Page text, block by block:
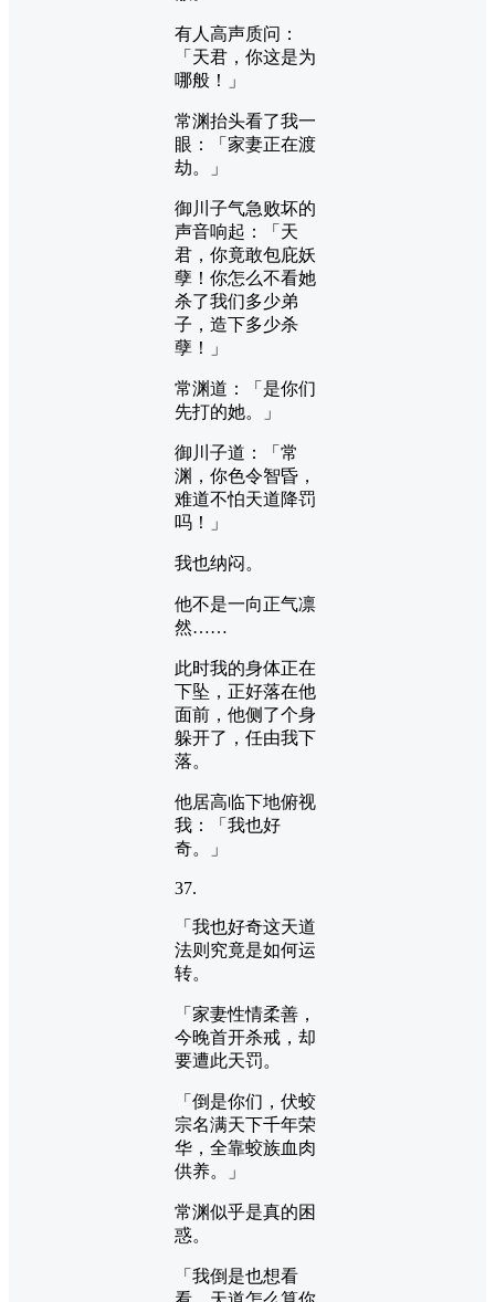
有人高声质问：
「天君，你这是为
哪般！」
常渊抬头看了我一
眼：「家妻正在渡
劫。」
御川子气急败坏的
声音响起：「天
君，你竟敢包庇妖
孽！你怎么不看她
杀了我们多少弟
子，造下多少杀
孽！」
常渊道：「是你们
先打的她。」
御川子道：「常
渊，你色令智昏，
难道不怕天道降罚
吗！」
我也纳闷。
他不是一向正气凛
然……
此时我的身体正在
下坠，正好落在他
面前，他侧了个身
躲开了，任由我下
落。
他居高临下地俯视
我：「我也好
奇。」
37.
「我也好奇这天道
法则究竟是如何运
转。
「家妻性情柔善，
今晚首开杀戒，却
要遭此天罚。
「倒是你们，伏蛟
宗名满天下千年荣
华，全靠蛟族血肉
供养。」
常渊似乎是真的困
惑。
「我倒是也想看